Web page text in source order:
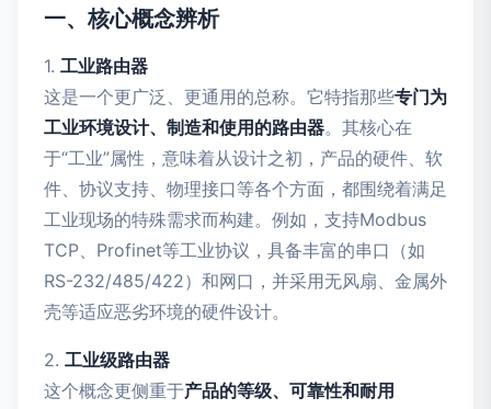
一、核心概念辨析
1. 工业路由器
这是一个更广泛、更通用的总称。它特指那些专门为
工业环境设计、制造和使用的路由器。其核心在
于“工业”属性，意味着从设计之初，产品的硬件、软
件、协议支持、物理接口等各个方面，都围绕着满足
工业现场的特殊需求而构建。例如，支持Modbus
TCP、Profinet等工业协议，具备丰富的串口（如
RS-232/485/422）和网口，并采用无风扇、金属外
壳等适应恶劣环境的硬件设计。
2. 工业级路由器
这个概念更侧重于产品的等级、可靠性和耐用